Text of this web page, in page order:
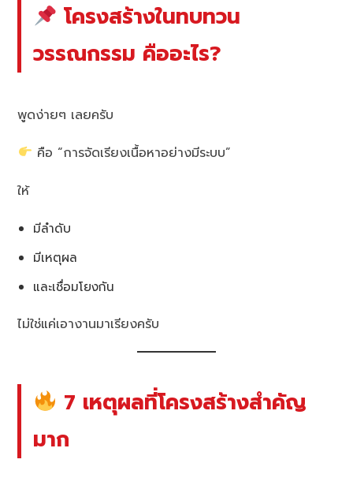
โครงสร้างในทบทวน
วรรณกรรม คืออะไร?
พูดง่ายๆ เลยครับ
คือ “การจัดเรียงเนื้อหาอย่างมีระบบ”
ให้
มีลำดับ
มีเหตุผล
และเชื่อมโยงกัน
ไม่ใช่แค่เอางานมาเรียงครับ
7 เหตุผลที่โครงสร้างสำคัญ
มาก